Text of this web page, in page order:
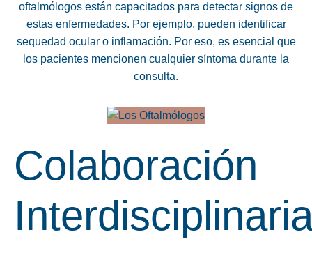
oftalmólogos están capacitados para detectar signos de
estas enfermedades. Por ejemplo, pueden identificar
sequedad ocular o inflamación. Por eso, es esencial que
los pacientes mencionen cualquier síntoma durante la
consulta.
Colaboración